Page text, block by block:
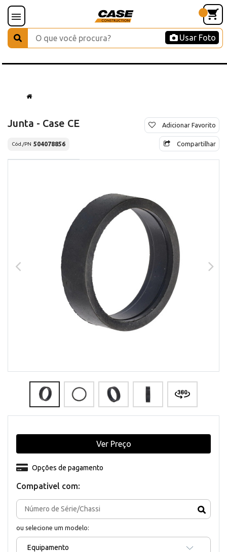
Usar Foto
Junta - Case CE
Cód./PN 504078856
Adicionar Favorito
Compartilhar
Compativel com:
ou selecione um modelo:
Equipamento
Opções de pagamento
Ver Preço